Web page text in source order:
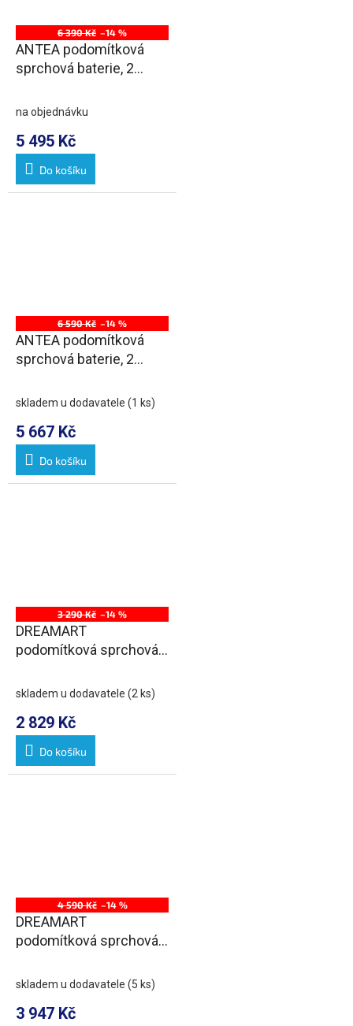
6 390 Kč –14 %
ANTEA podomítková
sprchová baterie, 2
na objednávku
5 495 Kč
Do košíku
6 590 Kč –14 %
ANTEA podomítková
sprchová baterie, 2
skladem u dodavatele (1 ks)
5 667 Kč
Do košíku
3 290 Kč –14 %
DREAMART
podomítková sprchová
skladem u dodavatele (2 ks)
2 829 Kč
Do košíku
4 590 Kč –14 %
DREAMART
podomítková sprchová
chrom
skladem u dodavatele (5 ks)
3 947 Kč